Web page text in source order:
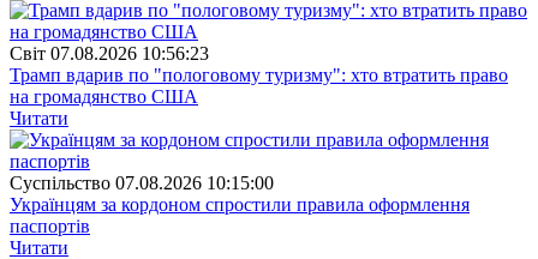
Свiт 07.08.2026 10:56:23
Трамп вдарив по "пологовому туризму": хто втратить право
на громадянство США
Читати
Суспiльство 07.08.2026 10:15:00
Українцям за кордоном спростили правила оформлення
паспортів
Читати